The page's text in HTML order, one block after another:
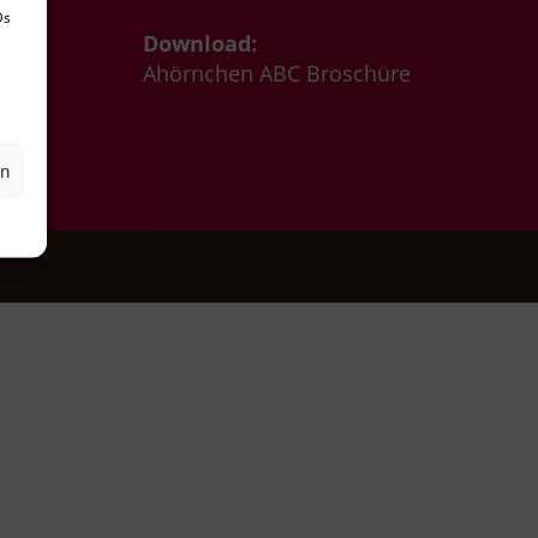
Download:
Ahörnchen ABC Broschüre